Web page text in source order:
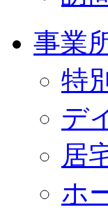
事業
特
デ
居
ホ